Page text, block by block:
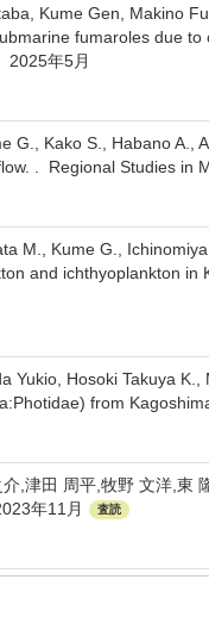
Kume Gen, Makino
fumaroles due
年5月
G., Kako S., Habano
. Regional Studies in
M., Kume G.,
and ichthyoplankton
Yukio, Hosoki Takuya
from
,津田 周平,牧野 文洋,
年11月
査読